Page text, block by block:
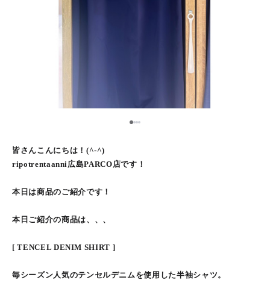
123
皆さんこんにちは！(^-^)
ripotrentaanni広島PARCO店です！
本日は商品のご紹介です！
本日ご紹介の商品は、、、
[ TENCEL DENIM SHIRT ]
毎シーズン人気のテンセルデニムを使用した半袖シャツ。